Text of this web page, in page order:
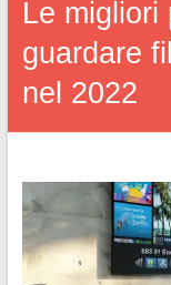
Le migliori
guardare
nel 2022